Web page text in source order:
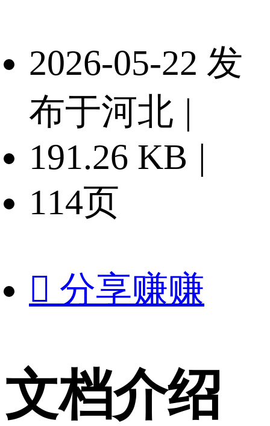
2026-05-22 发
布于河北 |
191.26 KB |
114页
 分享赚赚
文档介绍